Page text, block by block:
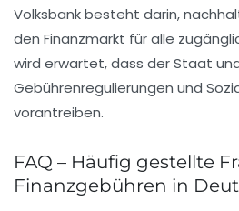
Volksbank besteht darin,
den Finanzmarkt für alle
wird erwartet, dass der Staat
Gebührenregulierungen und
vorantreiben.
FAQ – Häufig gestellte
Finanzgebühren in